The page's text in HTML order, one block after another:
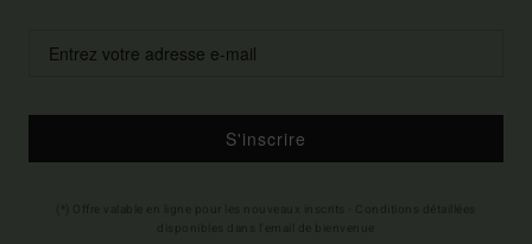
S'inscrire